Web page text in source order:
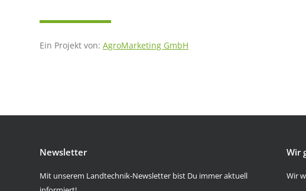
Ein Projekt von: AgroMarketing GmbH
Newsletter
Mit unserem Landtechnik-Newsletter bist Du immer aktuell
Wir
Wir